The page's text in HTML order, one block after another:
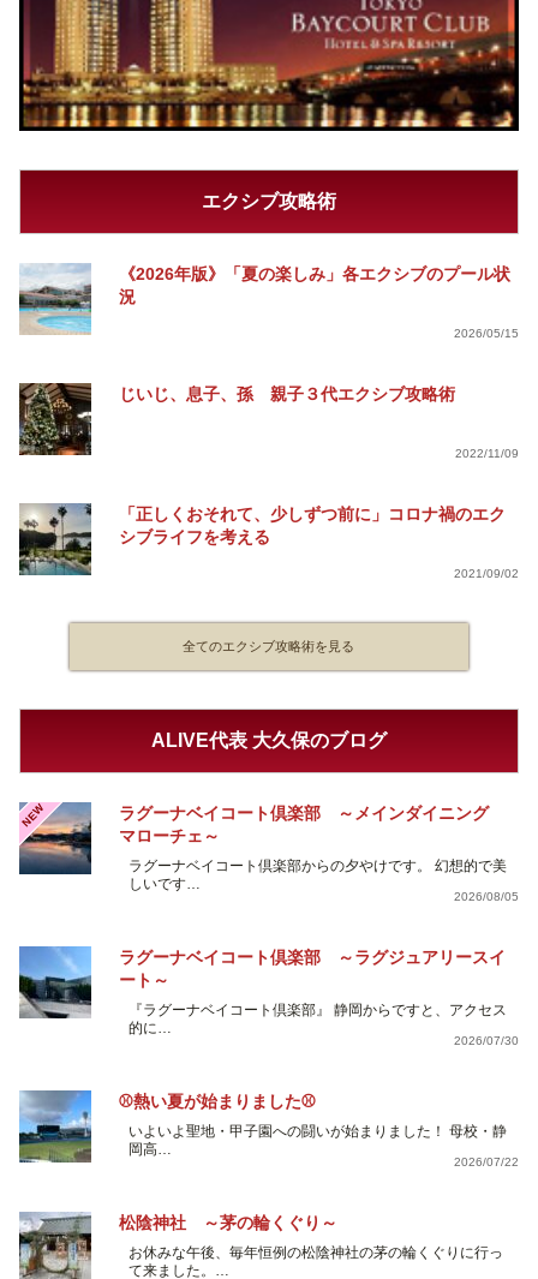
エクシブ攻略術
《2026年版》「夏の楽しみ」各エクシブのプール状
況
2026/05/15
じいじ、息子、孫 親子３代エクシブ攻略術
2022/11/09
「正しくおそれて、少しずつ前に」コロナ禍のエク
シブライフを考える
2021/09/02
全てのエクシブ攻略術を見る
ALIVE代表 大久保のブログ
NEW
ラグーナベイコート倶楽部 ～メインダイニング
マローチェ～
ラグーナベイコート倶楽部からの夕やけです。 幻想的で美
しいです…
2026/08/05
ラグーナベイコート倶楽部 ～ラグジュアリースイ
ート～
『ラグーナベイコート倶楽部』 静岡からですと、アクセス
的に…
2026/07/30
⚾熱い夏が始まりました⚾
いよいよ聖地・甲子園への闘いが始まりました！ 母校・静
岡高…
2026/07/22
松陰神社 ～茅の輪くぐり～
お休みな午後、毎年恒例の松陰神社の茅の輪くぐりに行っ
て来ました。…